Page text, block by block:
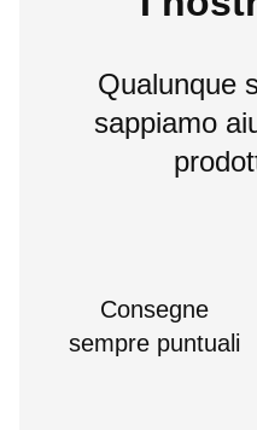
Qualunque
sappiamo
Consegne
sempre puntuali